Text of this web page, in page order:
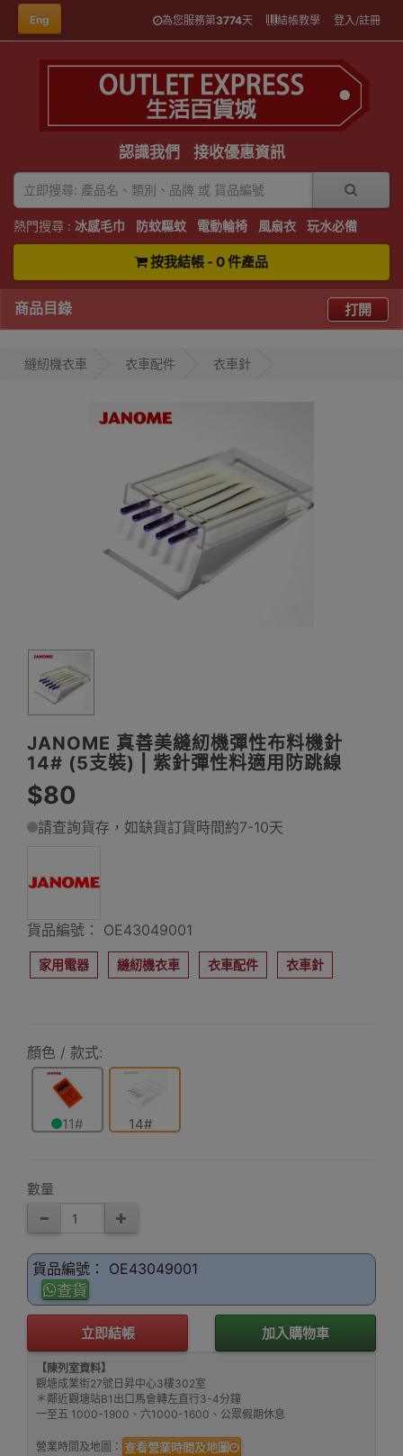
Eng 為您服務第3774天 結帳教學 登入/註冊
認識我們 接收優惠資訊
熱門搜尋 : 冰感毛巾 防蚊驅蚊 電動輪椅 風扇衣 玩水必備
按我結帳 - 0 件產品
商品目錄 打開
縫紉機衣車 衣車配件 衣車針
JANOME 真善美縫紉機彈性布料機針
14# (5支裝) | 紫針彈性料適用防跳線
$80
請查詢貨存，如缺貨訂貨時間約7-10天
貨品編號： OE43049001
家用電器 縫紉機衣車 衣車配件 衣車針
顏色 / 款式:
11# 14#
數量
貨品編號： OE43049001
查貨
立即結帳 加入購物車
【陳列室資料】
觀塘成業街27號日昇中心3樓302室
＊鄰近觀塘站B1出口馬會轉左直行3-4分鐘
一至五 1000-1900、六1000-1600、公眾假期休息
營業時間及地圖： 查看營業時間及地圖